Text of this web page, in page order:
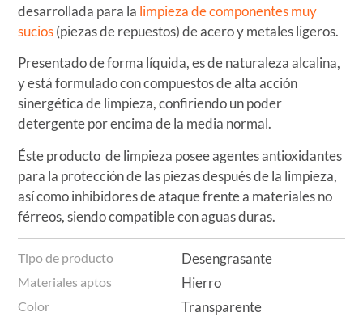
desarrollada para la limpieza de componentes muy
sucios(piezas de repuestos) de acero y metales ligeros.
Presentado de forma líquida, es de naturaleza alcalina,
y está formulado con compuestos de alta acción
sinergética de limpieza, confiriendo un poder
detergente por encima de la media normal.
Éste producto de limpieza posee agentes antioxidantes
para la protección de las piezas después de la limpieza,
así como inhibidores de ataque frente a materiales no
férreos, siendo compatible con aguas duras.
Tipo de producto Desengrasante
Materiales aptos Hierro
Color Transparente